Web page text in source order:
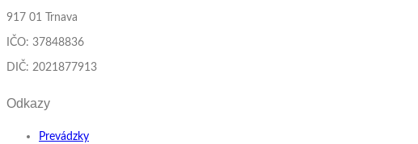
917 01 Trnava
IČO: 37848836
DIČ: 2021877913
Odkazy
Prevádzky